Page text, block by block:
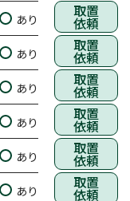
あり 取置
依頼
あり 取置
依頼
あり 取置
依頼
あり 取置
依頼
あり 取置
依頼
あり 取置
依頼